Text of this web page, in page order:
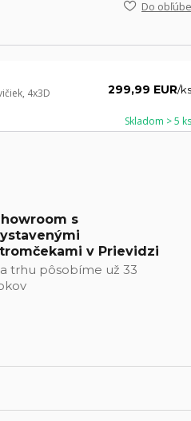
Do
4x3D
299,99 EUR/ks
Skladom > 5 ks
s
v Prievidzi
trhu pôsobíme už 33